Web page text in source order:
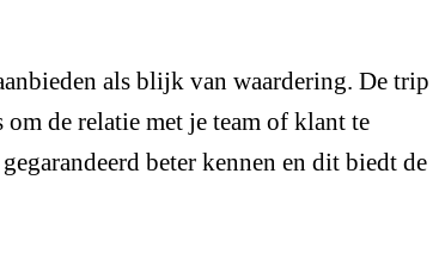
als blijk van waardering. De trip
de relatie met je team of klant te
beter kennen en dit biedt de